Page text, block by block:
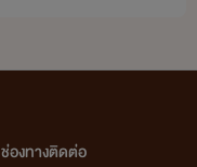
ช่องทางติดต่อ